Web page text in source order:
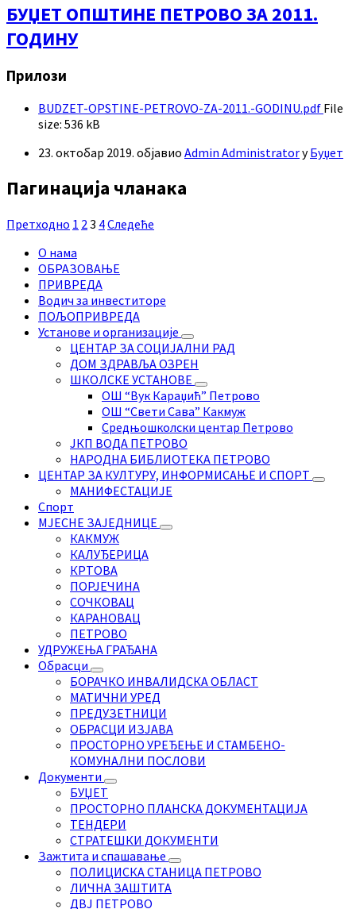
БУЏЕТ ОПШТИНЕ ПЕТРОВО ЗА 2011.
ГОДИНУ
Прилози
BUDZET-OPSTINE-PETROVO-ZA-2011.-GODINU.pdf File
size: 536 kB
23. октобар 2019. објавио Admin AdministratorуБуџет
Пагинација чланака
Претходно 1 23 4Следеће
О нама
ОБРАЗОВАЊЕ
ПРИВРЕДА
Водич за инвеститоре
ПОЉОПРИВРЕДА
Установе и организације
ЦЕНТАР ЗА СОЦИЈАЛНИ РАД
ДОМ ЗДРАВЉА ОЗРЕН
ШКОЛСКЕ УСТАНОВЕ
ОШ “Вук Караџић” Петрово
ОШ “Свети Сава” Какмуж
Средњошколски центар Петрово
ЈКП ВОДА ПЕТРОВО
НАРОДНА БИБЛИОТЕКА ПЕТРОВО
ЦЕНТАР ЗА КУЛТУРУ, ИНФОРМИСАЊЕ И СПОРТ
МАНИФЕСТАЦИЈЕ
Спорт
МЈЕСНЕ ЗАЈЕДНИЦЕ
КАКМУЖ
КАЛУЂЕРИЦА
КРТОВА
ПОРЈЕЧИНА
СОЧКОВАЦ
КАРАНОВАЦ
ПЕТРОВО
УДРУЖЕЊА ГРАЂАНА
Обрасци
БОРАЧКО ИНВАЛИДСКА ОБЛАСТ
МАТИЧНИ УРЕД
ПРЕДУЗЕТНИЦИ
ОБРАСЦИ ИЗЈАВА
ПРОСТОРНО УРЕЂЕЊЕ И СТАМБЕНО-
КОМУНАЛНИ ПОСЛОВИ
Документи
БУЏЕТ
ПРОСТОРНО ПЛАНСКА ДОКУМЕНТАЦИЈА
ТЕНДЕРИ
СТРАТЕШКИ ДОКУМЕНТИ
Зажтита и спашавање
ПОЛИЦИСКА СТАНИЦА ПЕТРОВО
ЛИЧНА ЗАШТИТА
ДВЈ ПЕТРОВО